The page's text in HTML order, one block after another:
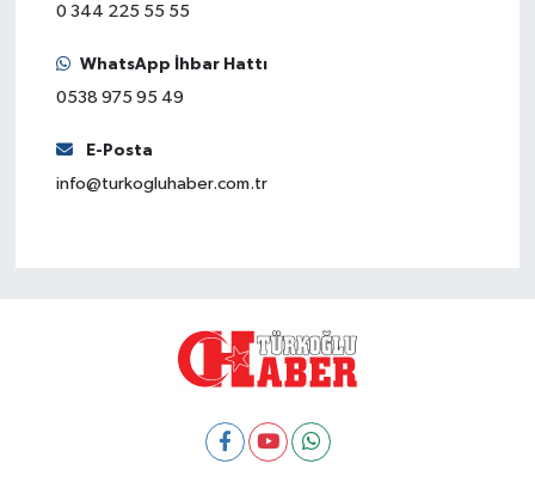
0 344 225 55 55
WhatsApp İhbar Hattı
0538 975 95 49
E-Posta
info@turkogluhaber.com.tr